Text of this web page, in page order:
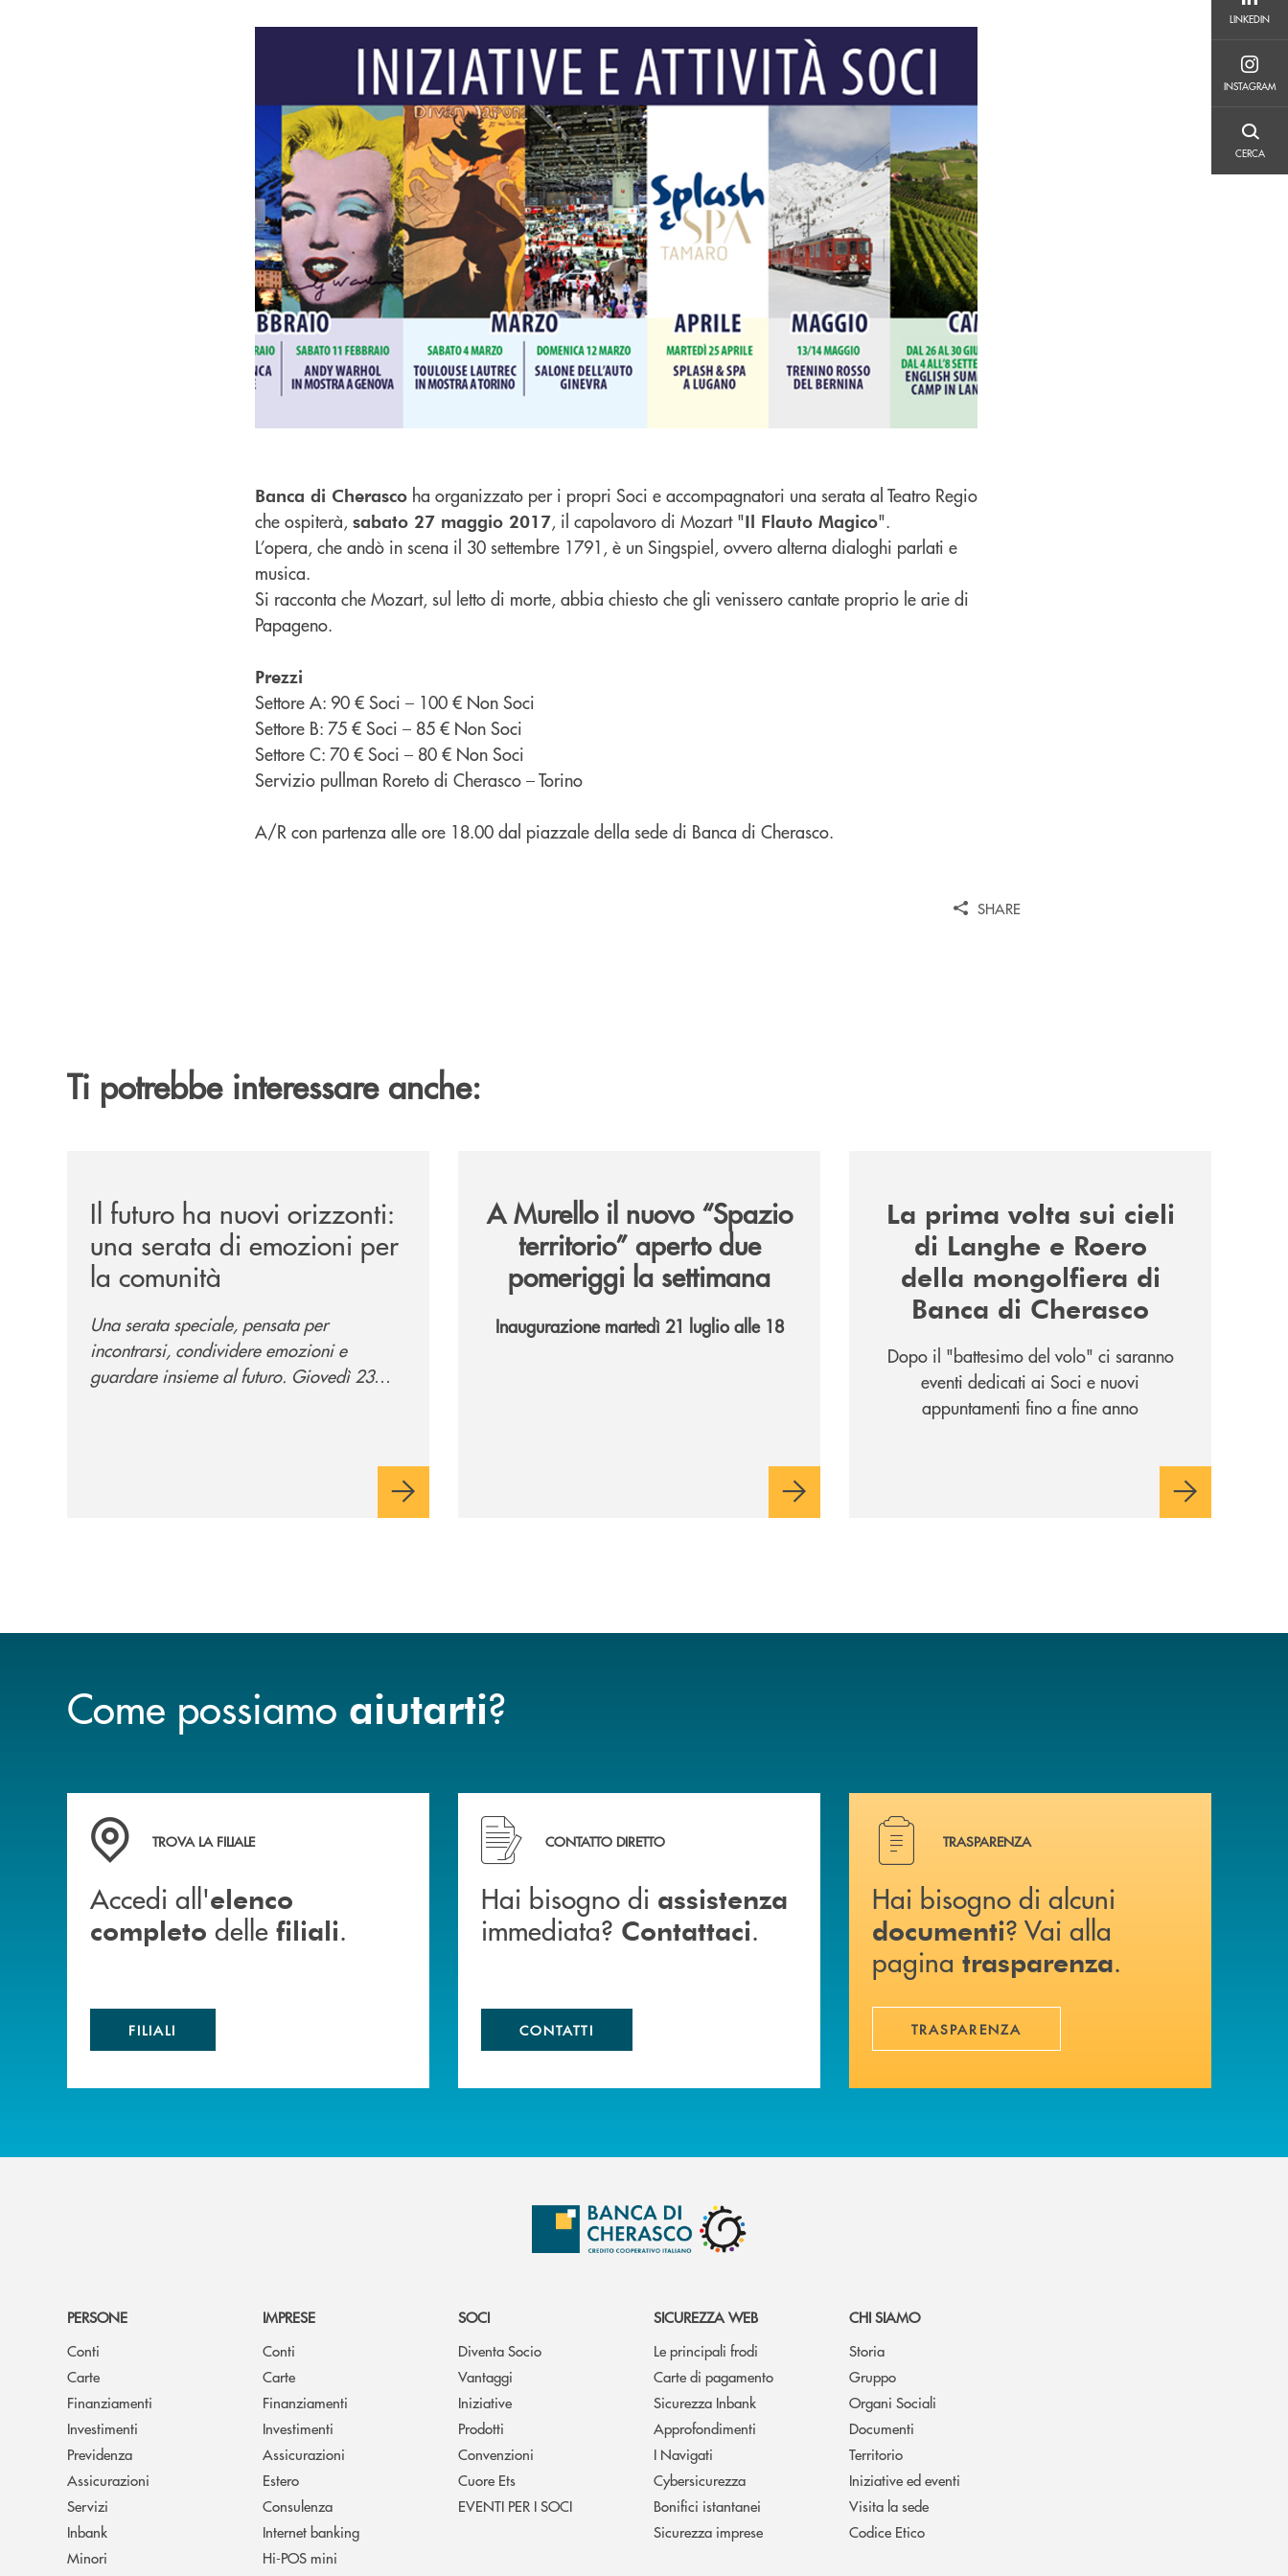
LINKEDIN
INSTAGRAM
CERCA
Banca di Cherasco ha organizzato per i propri Soci e accompagnatori una serata al Teatro Regio
che ospiterà, sabato 27 maggio 2017, il capolavoro di Mozart "Il Flauto Magico".
L’opera, che andò in scena il 30 settembre 1791, è un Singspiel, ovvero alterna dialoghi parlati e
musica.
Si racconta che Mozart, sul letto di morte, abbia chiesto che gli venissero cantate proprio le arie di
Papageno.
Prezzi
Settore A: 90 € Soci – 100 € Non Soci
Settore B: 75 € Soci – 85 € Non Soci
Settore C: 70 € Soci – 80 € Non Soci
Servizio pullman Roreto di Cherasco – Torino
A/R con partenza alle ore 18.00 dal piazzale della sede di Banca di Cherasco.
SHARE
Ti potrebbe interessare anche:
Il futuro ha nuovi orizzonti:
una serata di emozioni per
la comunità
Una serata speciale, pensata per
incontrarsi, condividere emozioni e
guardare insieme al futuro. Giovedì 23
A Murello il nuovo “Spazio
territorio” aperto due
pomeriggi la settimana
Inaugurazione martedì 21 luglio alle 18
La prima volta sui cieli
di Langhe e Roero
della mongolfiera di
Banca di Cherasco
Dopo il "battesimo del volo" ci saranno
eventi dedicati ai Soci e nuovi
appuntamenti fino a fine anno
Come possiamo aiutarti?
Accedi all' elenco completo delle filiali .
TROVA LA FILIALE
Accedi all'elenco
completo delle filiali.
FILIALI
Hai bisogno di assistenza immediata? Contattaci .
CONTATTO DIRETTO
Hai bisogno di assistenza
immediata? Contattaci.
CONTATTI
Hai bisogno di alcuni documenti ? Vai alla pagina
TRASPARENZA
Hai bisogno di alcuni
documenti? Vai alla
pagina trasparenza.
TRASPARENZA
PERSONE
Conti
Carte
Finanziamenti
Investimenti
Previdenza
Assicurazioni
Servizi
Inbank
Minori
IMPRESE
Conti
Carte
Finanziamenti
Investimenti
Assicurazioni
Estero
Consulenza
Internet banking
Hi-POS mini
SOCI
Diventa Socio
Vantaggi
Iniziative
Prodotti
Convenzioni
Cuore Ets
EVENTI PER I SOCI
SICUREZZA WEB
Le principali frodi
Carte di pagamento
Sicurezza Inbank
Approfondimenti
I Navigati
Cybersicurezza
Bonifici istantanei
Sicurezza imprese
CHI SIAMO
Storia
Gruppo
Organi Sociali
Documenti
Territorio
Iniziative ed eventi
Visita la sede
Codice Etico